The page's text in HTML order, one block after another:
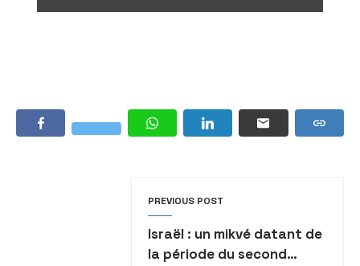
PREVIOUS POST
Israël : un mikvé datant de
la période du second